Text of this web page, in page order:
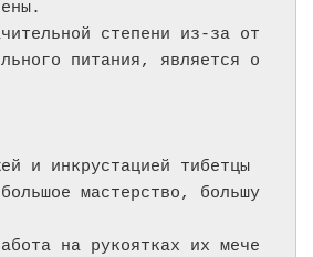
степени из-за от
питания, является о
и инкрустацией тибетцы
мастерство, большу
на рукоятках их мече